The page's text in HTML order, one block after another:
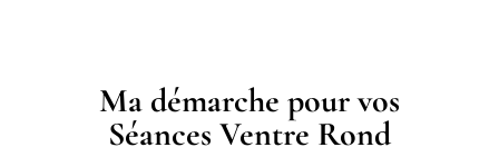
Ma démarche pour vos
Séances Ventre Rond